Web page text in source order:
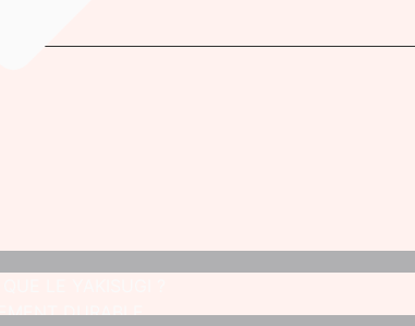
LE YAKISUGI ?
DURABLE